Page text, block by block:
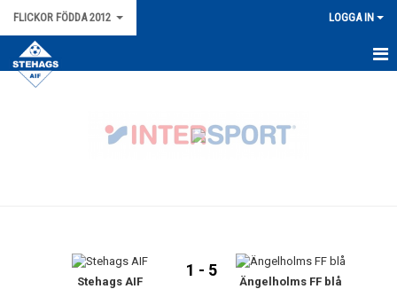
FLICKOR FÖDDA 2012 LOGGA IN
HEM
BILDGALLERIStehags AIF
1 - 5
Ängelholms FF blå